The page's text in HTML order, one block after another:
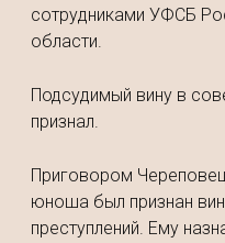
сотрудниками УФСБ
области.
Подсудимый вину в
признал.
Приговором
юноша был признан
преступлений. Ему